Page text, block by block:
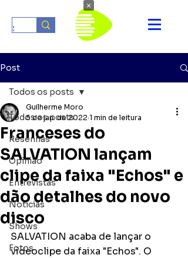
Post
Todos os posts
Resenhas
Opinião
Entrevistas
Notícias
Shows
Fotos
Todos os posts
Franceses do
SALVATION lançam
clipe da faixa "Echos" e
dão detalhes do novo
disco
Guilherme Moro
5 de jan. de 2022 1 min de leitura
SALVATION acaba de lançar o
videoclipe da faixa "Echos". O
×